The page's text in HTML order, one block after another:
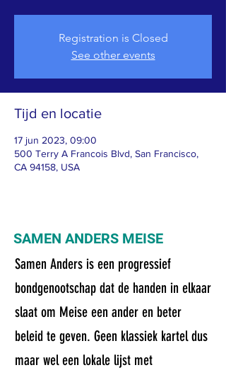
Registration is Closed
See other events
Tijd en locatie
17 jun 2023, 09:00
500 Terry A Francois Blvd, San Francisco,
CA 94158, USA
SAMEN ANDERS MEISE
Samen Anders is een progressief
bondgenootschap dat de handen in elkaar
slaat om Meise een ander en beter
beleid te geven. Geen klassiek kartel dus
maar wel een lokale lijst met